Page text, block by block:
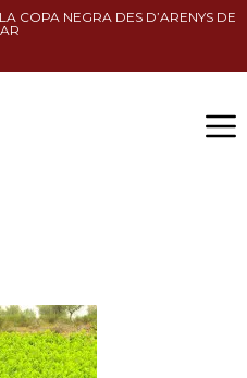
COPA NEGRA DES D’ARENYS DE